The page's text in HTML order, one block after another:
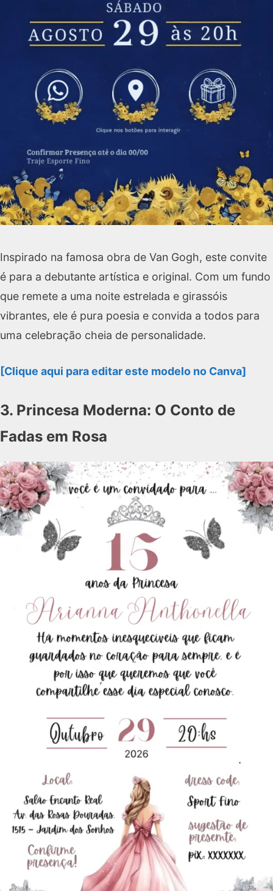
Inspirado na famosa obra de Van Gogh, este convite
é para a debutante artística e original. Com um fundo
que remete a uma noite estrelada e girassóis
vibrantes, ele é pura poesia e convida a todos para
uma celebração cheia de personalidade.
[Clique aqui para editar este modelo no Canva]
3. Princesa Moderna: O Conto de
Fadas em Rosa